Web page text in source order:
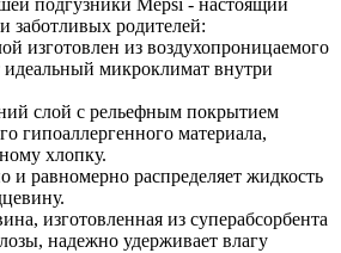
подгузники Mepsi - настоящий
заботливых родителей:
изготовлен из воздухопроницаемого
идеальный микроклимат внутри
слой с рельефным покрытием
гипоаллергенного материала,
хлопку.
равномерно распределяет жидкость
изготовленная из суперабсорбента
надежно удерживает влагу